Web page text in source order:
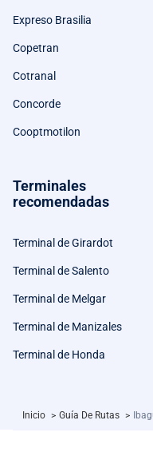
Expreso Brasilia
Copetran
Cotranal
Concorde
Cooptmotilon
Terminales
recomendadas
Terminal de Girardot
Terminal de Salento
Terminal de Melgar
Terminal de Manizales
Terminal de Honda
Inicio > Guía De Rutas >